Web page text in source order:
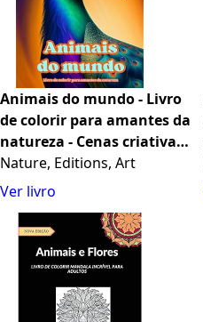
Animais do mundo - Livro
de colorir para amantes da
natureza - Cenas criativas
e relaxantes do mundo
animal: Uma coleção de
celebram a vida animal
Nature, Editions, Art
Ver livro